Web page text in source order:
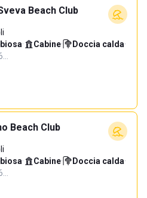
Beach Club
· Cabine· Doccia calda·
Beach Club
· Cabine· Doccia calda·